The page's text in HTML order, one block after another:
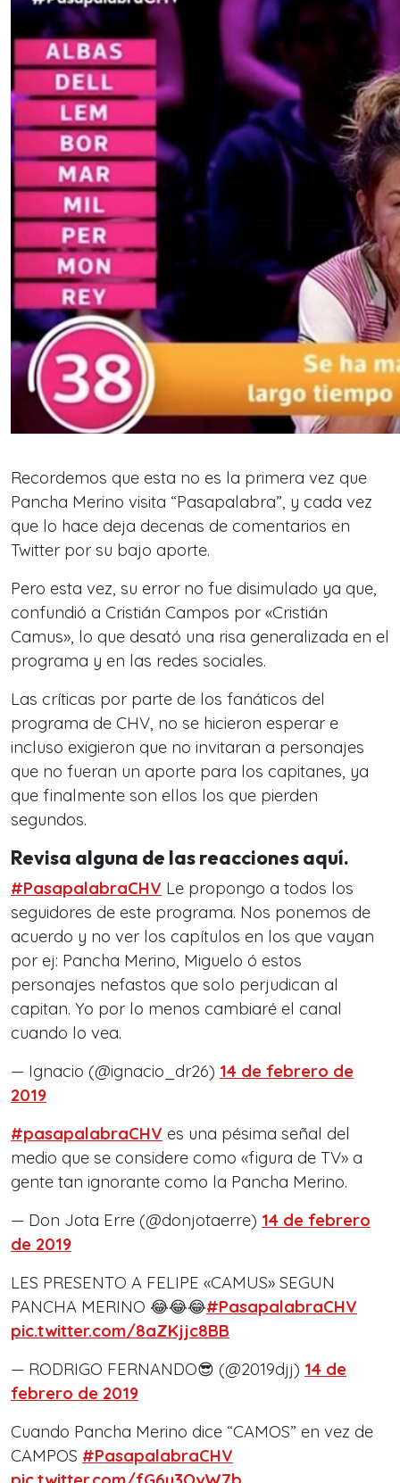
Recordemos que esta no es la primera vez que
Pancha Merino visita “Pasapalabra”, y cada vez
que lo hace deja decenas de comentarios en
Twitter por su bajo aporte.
Pero esta vez, su error no fue disimulado ya que,
confundió a Cristián Campos por «Cristián
Camus», lo que desató una risa generalizada en el
programa y en las redes sociales.
Las críticas por parte de los fanáticos del
programa de CHV, no se hicieron esperar e
incluso exigieron que no invitaran a personajes
que no fueran un aporte para los capitanes, ya
que finalmente son ellos los que pierden
segundos.
Revisa alguna de las reacciones aquí.
#PasapalabraCHV Le propongo a todos los
seguidores de este programa. Nos ponemos de
acuerdo y no ver los capítulos en los que vayan
por ej: Pancha Merino, Miguelo ó estos
personajes nefastos que solo perjudican al
capitan. Yo por lo menos cambiaré el canal
cuando lo vea.
— Ignacio (@ignacio_dr26) 14 de febrero de
2019
#pasapalabraCHV es una pésima señal del
medio que se considere como «figura de TV» a
gente tan ignorante como la Pancha Merino.
— Don Jota Erre (@donjotaerre) 14 de febrero
de 2019
LES PRESENTO A FELIPE «CAMUS» SEGUN
PANCHA MERINO 😂😂😂#PasapalabraCHV
pic.twitter.com/8aZKjjc8BB
— RODRIGO FERNANDO😎 (@2019djj) 14 de
febrero de 2019
Cuando Pancha Merino dice “CAMOS” en vez de
CAMPOS #PasapalabraCHV